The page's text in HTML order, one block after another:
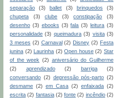
separação
(3) ballet (3) brinquedos
(3)
chupeta
(3) clube (3) constipação
(3)
desenho (3) ebooks (3) fala (3) leitura (3)
personalidade (3) queimadura (3) visita (3)
3 meses (2) Carnaval (2) Disney (2) Festa
junina (2) Laurinha (2) Open house (2) Star
of the week (2) aniversário do Guilherme
(2)
aprendizado (2) barriga
(2)
conversando (2) depressão pós-parto (2)
desmame (2) em Casa (2) enfaixada (2)
escrita (2) fantasia (2) fonte (2) incêndio (2)